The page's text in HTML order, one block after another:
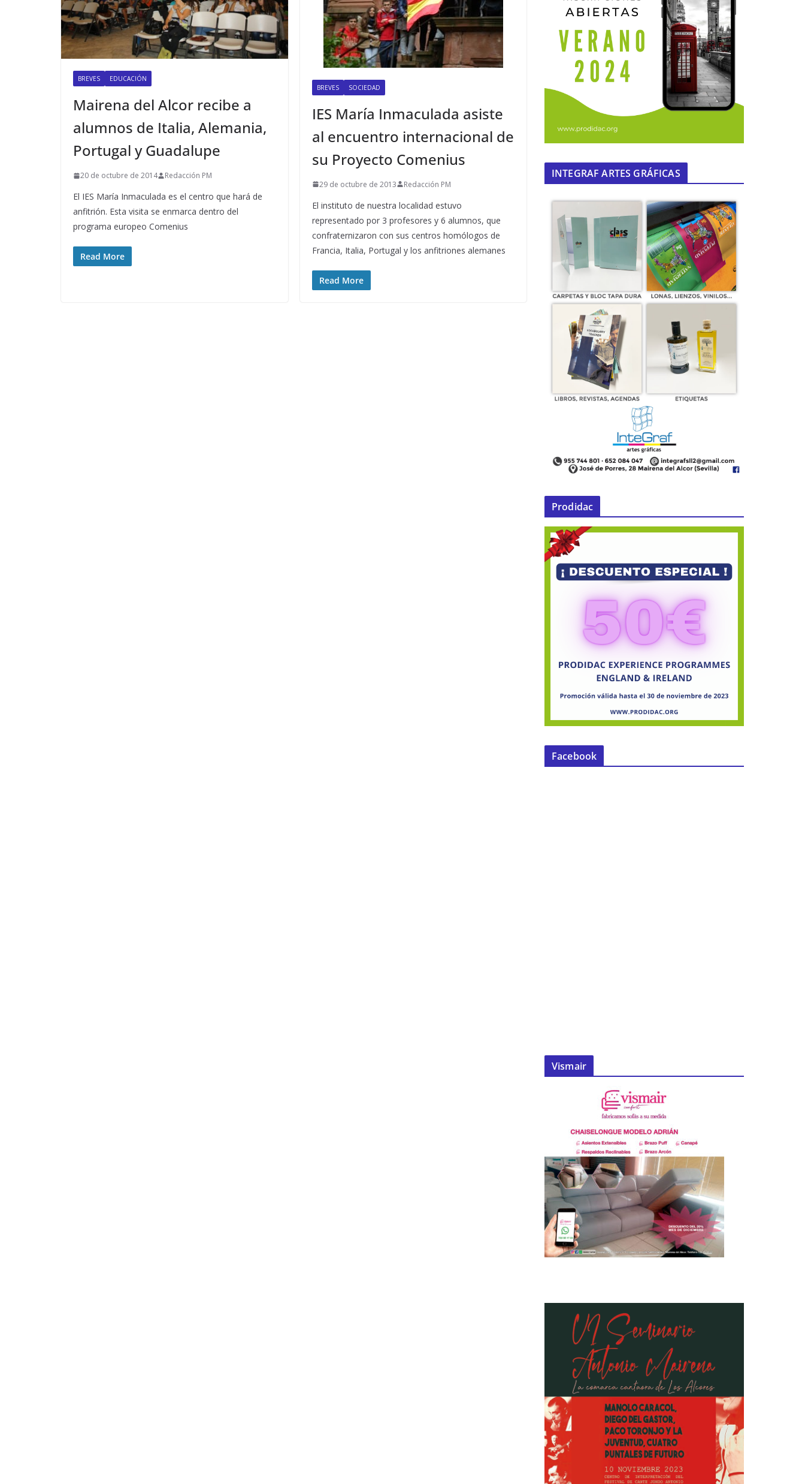
BREVES EDUCACIÓN
Mairena del Alcor recibe a
alumnos de Italia, Alemania,
Portugal y Guadalupe
20 de octubre de 2014 Redacción PM
El IES María Inmaculada es el centro que hará de
anfitrión. Esta visita se enmarca dentro del
programa europeo Comenius
Read More
BREVES SOCIEDAD
IES María Inmaculada asiste
al encuentro internacional de
su Proyecto Comenius
29 de octubre de 2013 Redacción PM
El instituto de nuestra localidad estuvo
representado por 3 profesores y 6 alumnos, que
confraternizaron con sus centros homólogos de
Francia, Italia, Portugal y los anfitriones alemanes
Read More
INTEGRAF ARTES GRÁFICAS
Prodidac
Facebook
Vismair